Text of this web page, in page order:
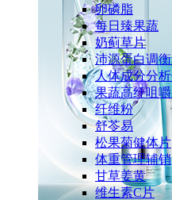
卵磷脂
每日臻果蔬
奶蓟草片
沛源蛋白调
人体成分分
果蔬高纤咀
纤维粉
舒苓易
松果菊健体片
体重管理辅销
甘草姜黄
维生素C片